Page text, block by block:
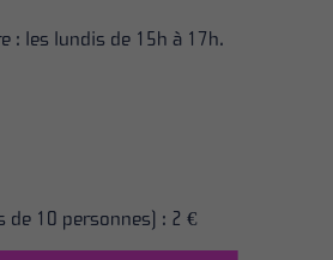
: les lundis de 15h à 17h.
de 10 personnes) : 2 €